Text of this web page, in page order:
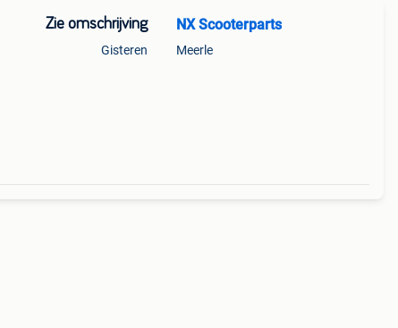
Zie omschrijving
Gisteren
NX Scooterparts
Meerle